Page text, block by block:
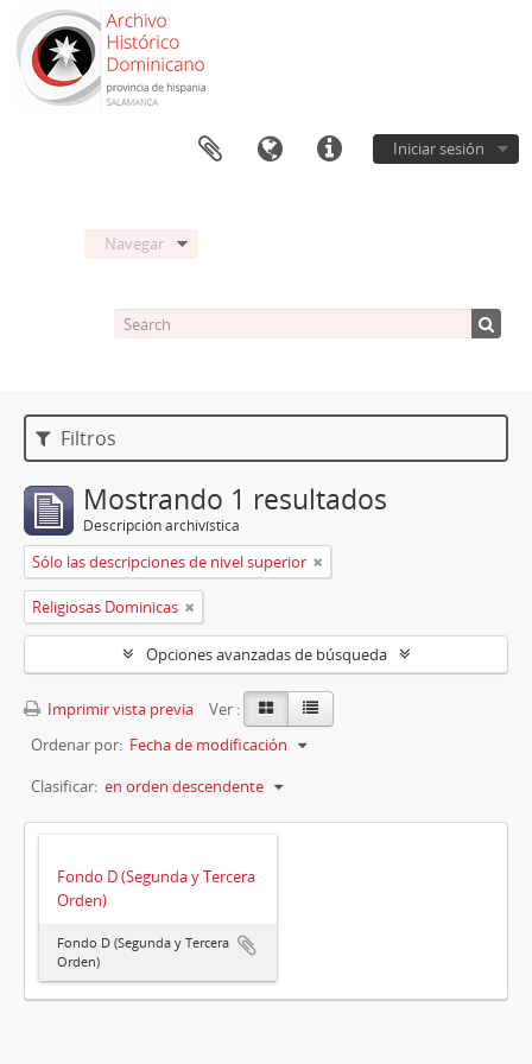
Iniciar sesión
Navegar
Filtros
Mostrando 1 resultados
Descripción archivística
Sólo las descripciones de nivel superior
Religiosas Dominicas
Opciones avanzadas de búsqueda
Imprimir vista previa
Ver :
Ordenar por: Fecha de modificación
Clasificar: en orden descendente
Fondo D (Segunda y Tercera
Orden)
Fondo D (Segunda y Tercera
Orden)